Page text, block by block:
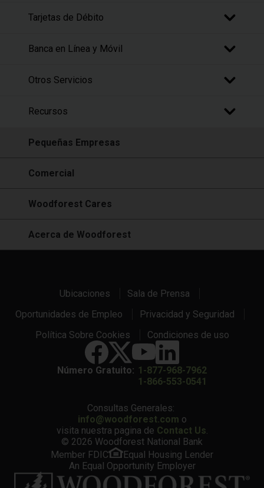
Tarjetas de Débito
Banca en Línea y Móvil
Otros Servicios
Recursos
Pequeñas Empresas
Comercial
Woodforest Cares
Acerca de Woodforest
Ubicaciones
Sala de Prensa
Oportunidades de Empleo
Privacidad y Seguridad
Política Sobre Cookies
Condiciones de uso
Número Gratuito: 1-877-968-7962
1-866-553-0541
Consultas Generales:
info@woodforest.com o
visita nuestra pagina de Contact Us
© 2026 Woodforest National Bank
Member FDIC
Equal Housing Lender
An Equal Opportunity Employer